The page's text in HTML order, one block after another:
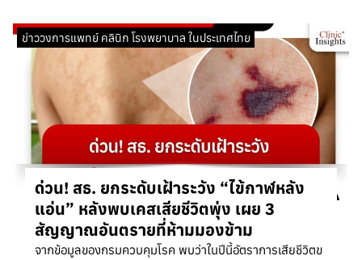
ข่าววงการแพทย์ คลินิก โรงพยาบาล ในประเทศไทย
ด่วน! สธ. ยกระดับเฝ้าระวัง “ไข้กาฬหลัง
แอ่น” หลังพบเคสเสียชีวิตพุ่ง เผย 3
สัญญาณอันตรายที่ห้ามมองข้าม
จากข้อมูลของกรมควบคุมโรค พบว่าในปีนี้อัตราการเสียชีวิตข